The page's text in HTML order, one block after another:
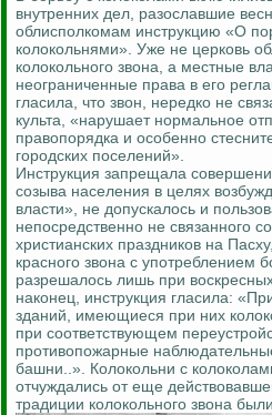
внутренних дел, разославшие
облисполкомам инструкцию «О
колокольнями». Уже не церковь
колокольного звона, а местные
неограниченные права в его
гласила, что звон, нередко не
культа, «нарушает нормальное
правопорядка и особенно
городских поселений».
Инструкция запрещала
созыва населения в целях
власти», не допускалось и
непосредственно не связанного
христианских праздников на
красного звона с употреблением
разрешалось лишь при
наконец, инструкция гласила:
зданий, имеющиеся при них
при соответствующем
противопожарные
башни..». Колокольни с
отчуждались от еще
традиции колокольного звона